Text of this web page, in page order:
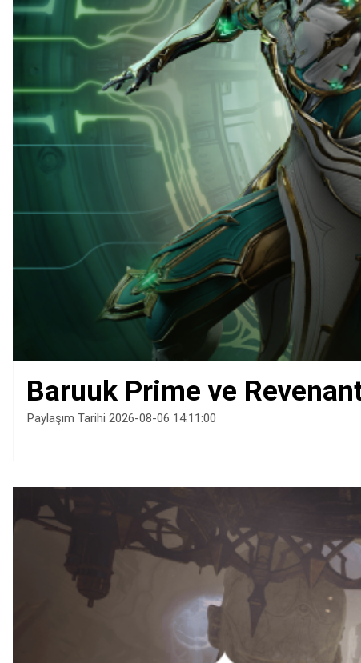
Baruuk Prime ve
Paylaşım Tarihi 2026-08-06 14:11:00